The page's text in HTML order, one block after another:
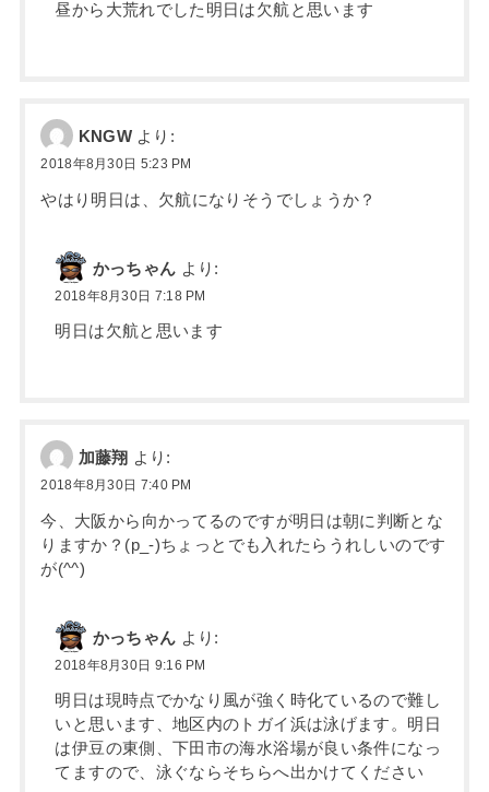
昼から大荒れでした明日は欠航と思います
KNGW より:
2018年8月30日 5:23 PM
やはり明日は、欠航になりそうでしょうか？
かっちゃん より:
2018年8月30日 7:18 PM
明日は欠航と思います
加藤翔 より:
2018年8月30日 7:40 PM
今、大阪から向かってるのですが明日は朝に判断とな
りますか？(p_-)ちょっとでも入れたらうれしいのです
が(^^)
かっちゃん より:
2018年8月30日 9:16 PM
明日は現時点でかなり風が強く時化ているので難し
いと思います、地区内のトガイ浜は泳げます。明日
は伊豆の東側、下田市の海水浴場が良い条件になっ
てますので、泳ぐならそちらへ出かけてください